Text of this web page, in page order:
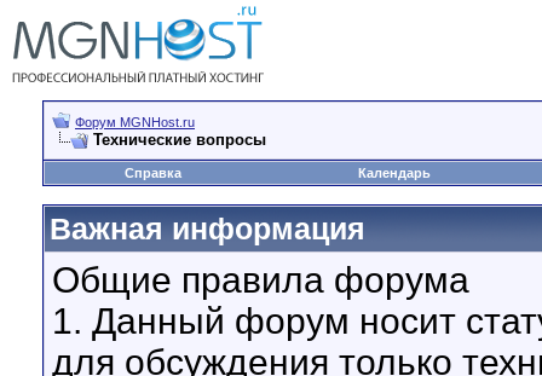
Форум MGNHost.ru
Технические вопросы
Справка Календарь
Важная информация
Общие правила форума
1. Данный форум носит
для обсуждения только